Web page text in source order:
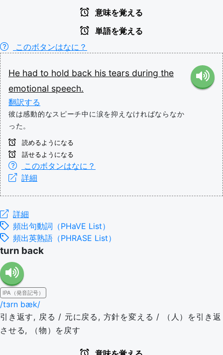
意味を覚える
単語を覚える
このボタンはなに？
He had to hold back his tears during the
emotional speech.
翻訳する
彼は感動的なスピーチ中に涙を抑えなければならなか
った。
読めるようになる
話せるようになる
このボタンはなに？
詳細
詳細
頻出句動詞（PHaVE List）
頻出英熟語（PHRASE List）
turn back
IPA（発音記号）
/tɜrn bæk/
引き返す, 戻る / 元に戻る, 方針を変える / （人）を引き返
させる, （物）を戻す